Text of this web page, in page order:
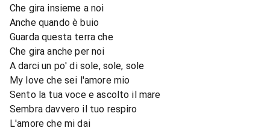
Che gira insieme a noi
Anche quando è buio
Guarda questa terra che
Che gira anche per noi
A darci un po' di sole, sole, sole
My love che sei l'amore mio
Sento la tua voce e ascolto il mare
Sembra davvero il tuo respiro
L'amore che mi dai